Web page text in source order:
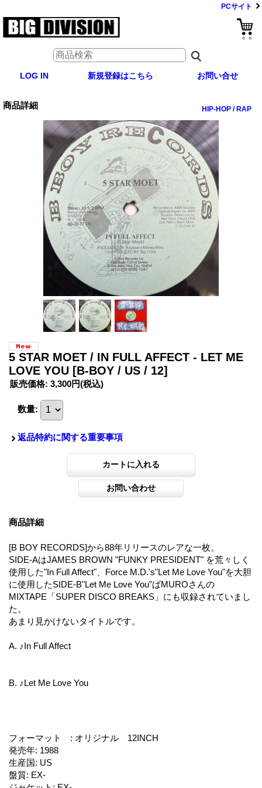
PCサイト
LOG IN 新規登録はこちら お問い合せ
商品詳細 HIP-HOP / RAP
5 STAR MOET / IN FULL AFFECT - LET ME
LOVE YOU [B-BOY / US / 12]
販売価格: 3,300円(税込)
数量:
返品特約に関する重要事項
商品詳細
[B BOY RECORDS]から88年リリースのレアな一枚。
SIDE-AはJAMES BROWN "FUNKY PRESIDENT" を荒々しく
使用した"In Full Affect"、Force M.D.'s"Let Me Love You"を大胆
に使用したSIDE-B"Let Me Love You"ばMUROさんの
MIXTAPE「SUPER DISCO BREAKS」にも収録されていまし
た。
あまり見かけないタイトルです。
A. ♪In Full Affect
B. ♪Let Me Love You
フォーマット : オリジナル 12INCH
発売年: 1988
生産国: US
盤質: EX-